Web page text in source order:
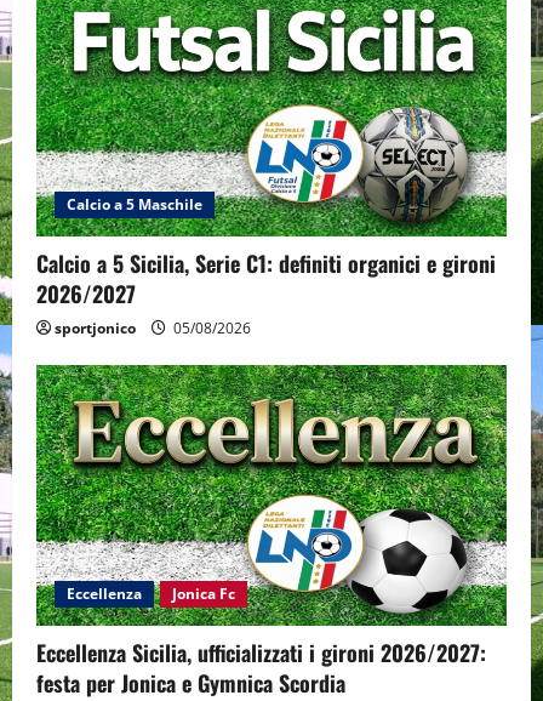
Calcio a 5 Maschile
Calcio a 5 Sicilia, Serie C1: definiti organici e gironi
2026/2027
sportjonico 05/08/2026
Eccellenza Jonica Fc
Eccellenza Sicilia, ufficializzati i gironi 2026/2027:
festa per Jonica e Gymnica Scordia